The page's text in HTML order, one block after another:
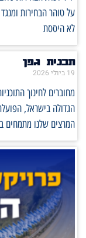
לא היססת
תכנית גפן
19 ביולי 2026
מחוברים לחינוך
הגדולה בישראל,
המרצים שלנו מתמחים